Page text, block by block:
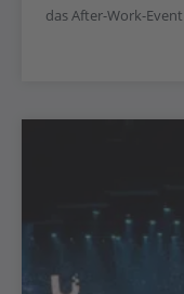
das After-Work-